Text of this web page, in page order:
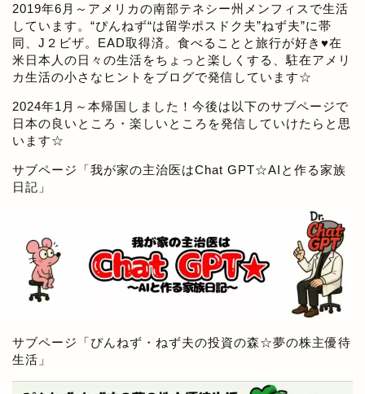
2019年6月～アメリカの南部テネシー州メンフィスで生活
しています。“ぴんねず“は留学ポスドク夫”ねず夫”に帯
同、J２ビザ。EAD取得済。食べることと旅行が好き♥在
米日本人の日々の生活をちょっと楽しくする、駐在アメリ
カ生活の小さなヒントをブログで発信しています☆
2024年1月～本帰国しました！今後は以下のサブページで
日本の良いところ・楽しいところを発信していけたらと思
います☆
サブページ「我が家の主治医はChat GPT☆AIと作る家族
日記 」
サブページ「ぴんねず・ねず夫の投資の森☆夢の株主優待
生活 」